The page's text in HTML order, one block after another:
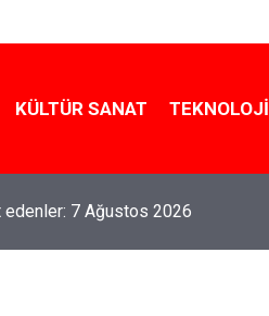
KÜLTÜR SANAT TEKNOLOJI
edenler: 7 Ağustos 2026